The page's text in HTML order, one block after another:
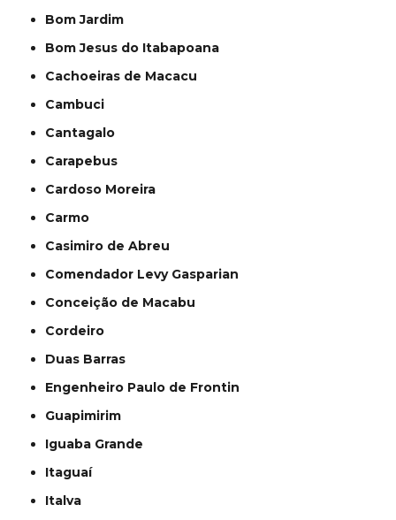
Bom Jardim
Bom Jesus do Itabapoana
Cachoeiras de Macacu
Cambuci
Cantagalo
Carapebus
Cardoso Moreira
Carmo
Casimiro de Abreu
Comendador Levy Gasparian
Conceição de Macabu
Cordeiro
Duas Barras
Engenheiro Paulo de Frontin
Guapimirim
Iguaba Grande
Itaguaí
Italva